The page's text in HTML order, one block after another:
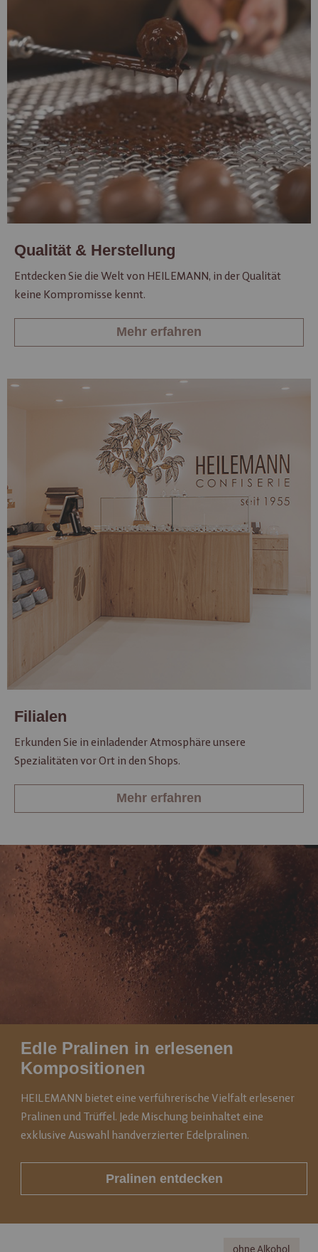
Qualität & Herstellung
Entdecken Sie die Welt von HEILEMANN, in der Qualität
keine Kompromisse kennt.
Mehr erfahren
Filialen
Erkunden Sie in einladender Atmosphäre unsere
Spezialitäten vor Ort in den Shops.
Mehr erfahren
Edle Pralinen in erlesenen
Kompositionen
HEILEMANN bietet eine verführerische Vielfalt erlesener
Pralinen und Trüffel. Jede Mischung beinhaltet eine
exklusive Auswahl handverzierter Edelpralinen.
Pralinen entdecken
ohne Alkohol